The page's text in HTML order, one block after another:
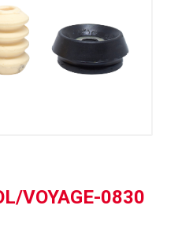
VOYAGE-0830